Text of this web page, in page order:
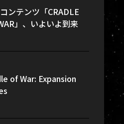
ンテンツ「CRADLE
」、いよいよ到来
of War: Expansion